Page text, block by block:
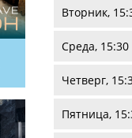
Вторник,
Среда, 15:30
Четверг,
Пятница,